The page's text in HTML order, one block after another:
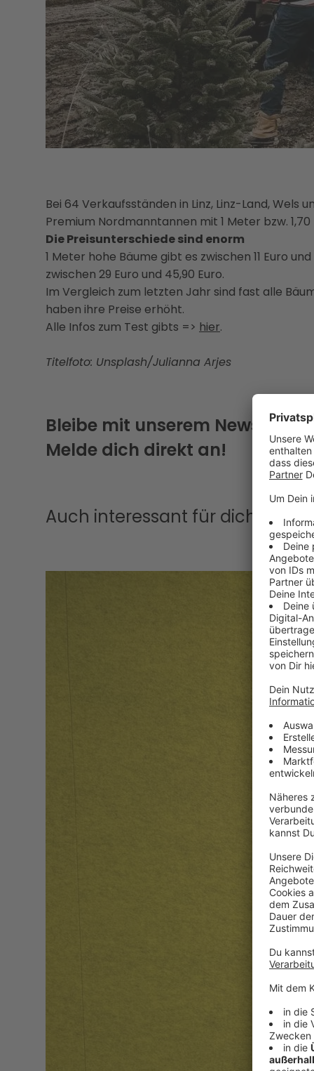
Bei 64 Verkaufsständen in Linz, Linz-Land,
Premium Nordmanntannen mit 1 Meter bzw.
Die Preisunterschiede sind enorm
1 Meter hohe Bäume gibt es zwischen 11 Euro
zwischen 29 Euro und 45,90 Euro.
Im Vergleich zum letzten Jahr sind fast alle
haben ihre Preise erhöht.
Alle Infos zum Test gibts => hier.
Titelfoto: Unsplash/Julianna Arjes
Bleibe mit unserem
Melde dich direkt an!
Auch interessant für dich